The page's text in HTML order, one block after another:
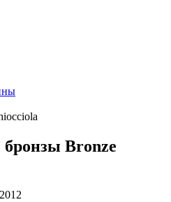
бронзы Bronze